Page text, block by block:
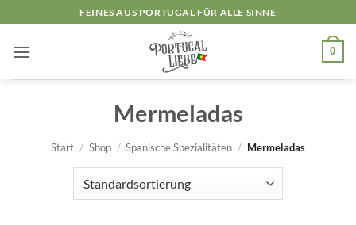
Inhalt
springen
FEINES AUS PORTUGAL FÜR ALLE SINNE
0
Mermeladas
Start / Shop / Spanische Spezialitäten / Mermeladas